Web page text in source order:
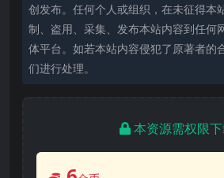
创发布。任何个人或组织，在未征得本
制、盗用、采集、发布本站内容到任何
体平台。如若本站内容侵犯了原著者的
们进行处理。
本资源需权限